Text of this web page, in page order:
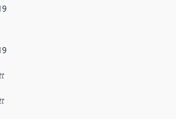
datasettet første gang ble utgitt. Det kan